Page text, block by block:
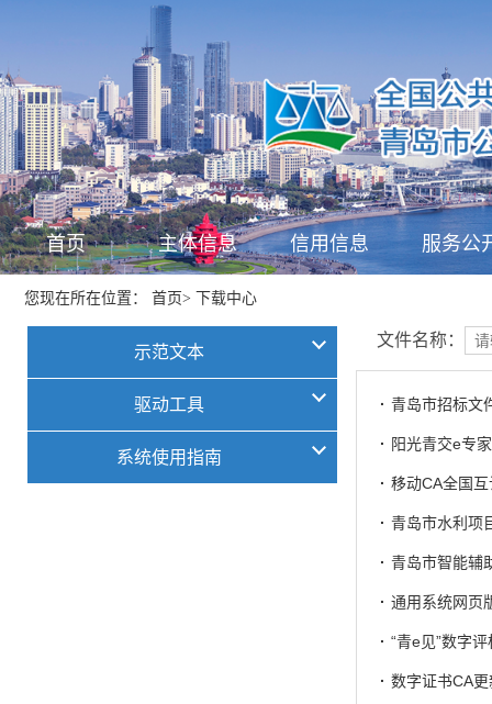
首页 主体信息 信用信息 服务公
您现在所在位置： 首页> 下载中心
示范文本
驱动工具
系统使用指南
文件名称：
· 青岛市招标文
· 阳光青交e专
· 移动CA全国
· 青岛市水利项
· 青岛市智能辅
· 通用系统网页
· “青e见”数字
· 数字证书CA